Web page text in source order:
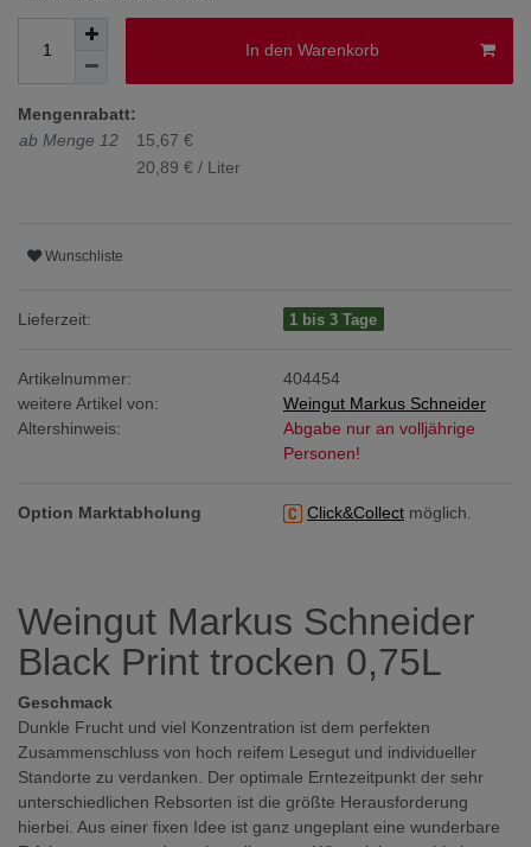
In den Warenkorb
Mengenrabatt:
ab Menge 12
15,67 €
20,89 € / Liter
Wunschliste
Lieferzeit: 1 bis 3 Tage
Artikelnummer:
404454
weitere Artikel von:
Weingut Markus Schneider
Altershinweis:
Abgabe nur an volljährige
Personen!
Option Marktabholung Click&Collect möglich.
Weingut Markus Schneider
Black Print trocken 0,75L
Geschmack
Dunkle Frucht und viel Konzentration ist dem perfekten
Zusammenschluss von hoch reifem Lesegut und individueller
Standorte zu verdanken. Der optimale Erntezeitpunkt der sehr
unterschiedlichen Rebsorten ist die größte Herausforderung
hierbei. Aus einer fixen Idee ist ganz ungeplant eine wunderbare